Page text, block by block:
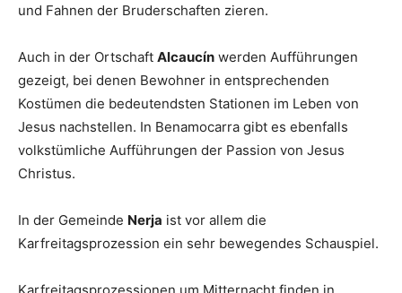
und Fahnen der Bruderschaften zieren.
Auch in der Ortschaft Alcaucín werden Aufführungen
gezeigt, bei denen Bewohner in entsprechenden
Kostümen die bedeutendsten Stationen im Leben von
Jesus nachstellen. In Benamocarra gibt es ebenfalls
volkstümliche Aufführungen der Passion von Jesus
Christus.
In der Gemeinde Nerja ist vor allem die
Karfreitagsprozession ein sehr bewegendes Schauspiel.